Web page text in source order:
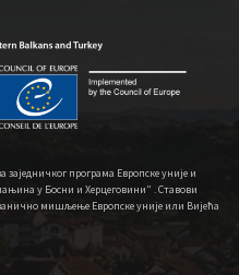
заједничког програма Европске уније и
у Босни и Херцеговини” . Ставови
мишљење Европске уније или Вијећа